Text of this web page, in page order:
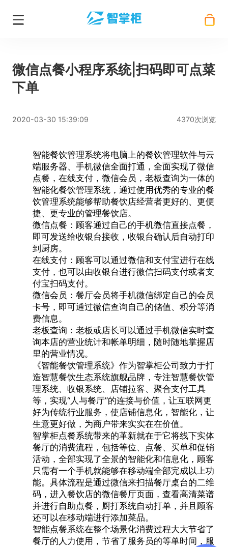
微信点餐小程序系统|扫码即可点菜
下单
2020-03-30 15:39:09 4370次浏览
智能餐饮管理系统将电脑上的餐饮管理软件与云
端服务器、手机微信全面打通，全面实现了微信
点餐，在线支付，微信会员，老板查询为一体的
智能化餐饮管理系统，通过使用优秀的专业的餐
饮管理系统能够帮助餐饮店经营者更好的、更便
捷、更专业的管理餐饮店。
微信点餐：顾客通过自己的手机微信直接点餐，
即可发送给收银台接收，收银台确认后自动打印
到厨房。
在线支付：顾客可以通过微信和支付宝进行在线
支付，也可以由收银台进行微信扫码支付或者支
付宝扫码支付。
微信会员：餐厅会员将手机微信绑定自己的会员
卡号，即可通过微信查询自己的储值、积分等消
费信息。
老板查询：老板或店长可以通过手机微信实时查
询本店的营业统计和帐单明细，随时随地掌握店
里的营业情况。
《智能餐饮管理系统》作为智掌柜公司致力于打
造智慧餐饮生态系统旗舰品牌，专注智慧餐饮管
理系统、收银系统、店铺拉客、聚合支付工具
等，实现“人与餐厅”的连接与价值，让互联网更
好为传统行业服务，使店铺信息化，智能化，让
生意更好做，为商户带来实实在在价值。
智掌柜点餐系统带来的革新就在于它将线下实体
餐厅的消费流程，包括等位、点餐、买单和促销
活动，全部实现了全景的智能化和信息化，顾客
只需有一个手机就能够在移动端全部完成以上功
能。具体流程是通过微信来扫描餐厅桌台的二维
码，进入餐饮店的微信餐厅页面，查看高清菜谱
并进行自助点餐，厨打系统自动打单，并且顾客
还可以在移动端进行添加菜品。
智能点餐系统在整个场景化消费过程大大节省了
餐厅的人力使用，节省了服务员的等单时间，服